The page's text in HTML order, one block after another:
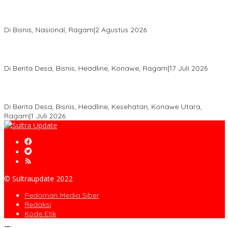
Di Bisnis, Nasional, Ragam|2 Agustus 2026
Di Berita Desa, Bisnis, Headline, Konawe, Ragam|17 Juli 2026
Di Berita Desa, Bisnis, Headline, Kesehatan, Konawe Utara,
Ragam|1 Juli 2026
© Sultraupdate 2022
Pedoman Media Siber
Redaksi
Kode Etik